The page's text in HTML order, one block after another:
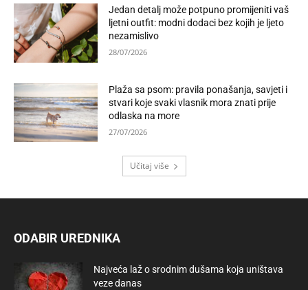
Jedan detalj može potpuno promijeniti vaš
ljetni outfit: modni dodaci bez kojih je ljeto
nezamislivo
28/07/2026
Plaža sa psom: pravila ponašanja, savjeti i
stvari koje svaki vlasnik mora znati prije
odlaska na more
27/07/2026
Učitaj više
ODABIR UREDNIKA
Najveća laž o srodnim dušama koja uništava
veze danas